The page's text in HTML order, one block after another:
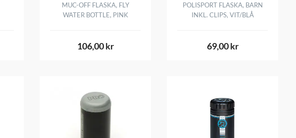
MUC-OFF FLASKA, FLY
WATER BOTTLE, PINK
106,00 kr
POLISPORT FLASKA, BARN
INKL. CLIPS, VIT/BLÅ
69,00 kr